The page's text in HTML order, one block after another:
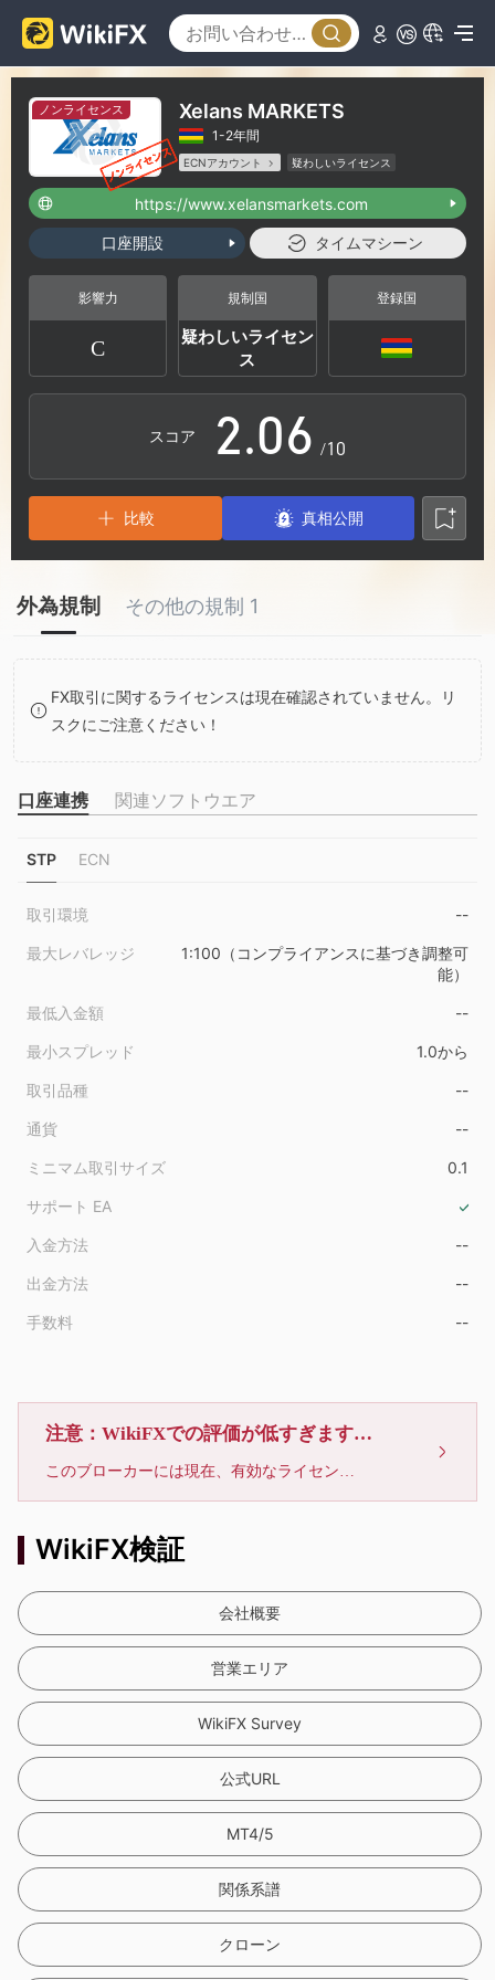
ノンライセンス Xelans MARKETS
1-2年間
ECNアカウント
疑わしいライセンス
MT5フルライセンス
グローバル展開
ハイリスクレベル
https://www.xelansmarkets.com
口座開設 タイムマシーン
影響力
C
規制国
疑わしいライセン
ス
登録国
スコア
0
1
2
3
4
5
6
7
8
.0
1
2
4
5
6
8
0
1
2
3
4
5
6
7
8
/10
比較 真相公開
外為規制 その他の規制 1
FX取引に関するライセンスは現在確認されていません。リ
スクにご注意ください！
口座連携 関連ソフトウエア
STP ECN
取引環境 --
最大レバレッジ
1:100（コンプライアンスに基づき調整可
能）
最低入金額 --
最小スプレッド 1.0から
取引品種 --
通貨 --
ミニマム取引サイズ 0.1
サポート EA
入金方法 --
出金方法 --
手数料 --
注意：WikiFXでの評価が低すぎます、利用しないでください
このブローカーには現在、有効なライセンスが確認されていません。リスクにご注意下さい！
WikiFX検証
会社概要
営業エリア
WikiFX Survey
公式URL
MT4/5
関係系譜
クローン